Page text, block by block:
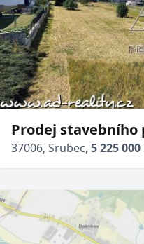
Prodej stavebního
Skalní ulice, ZTV
37006, Srubec, 5 225 000